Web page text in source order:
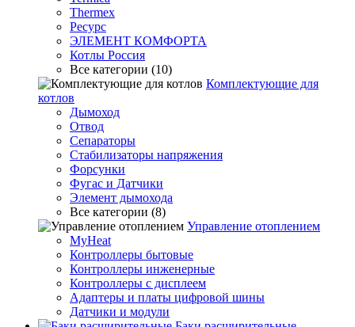
Thermex
Ресурс
ЭЛЕМЕНТ КОМФОРТА
Котлы Россия
Все категории (10)
Комплектующие для
котлов
Дымоход
Отвод
Сепараторы
Стабилизаторы напряжения
Форсунки
Фугас и Датчики
Элемент дымохода
Все категории (8)
Управление отоплением
MyHeat
Контроллеры бытовые
Контроллеры инженерные
Контроллеры с дисплеем
Адаптеры и платы цифровой шины
Датчики и модули